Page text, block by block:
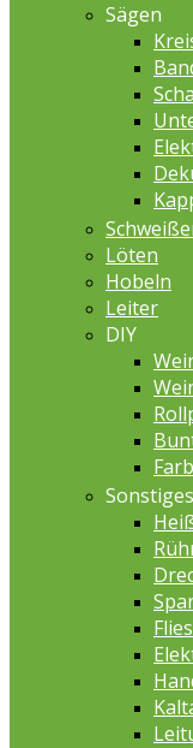
Sägen
Löten
Hobeln
Leiter
DIY
Sonstiges